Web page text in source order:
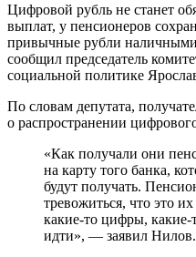
Цифровой рубль не станет
выплат, у пенсионеров
привычные рубли
сообщил председатель
социальной политике
По словам депутата,
о распространении
«Как получали они
на карту того банка,
будут получать.
тревожиться, что это
какие-то цифры,
идти», — заявил Нилов.